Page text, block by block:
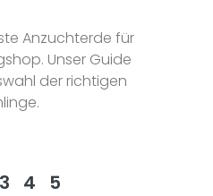
Anzuchterde für
Unser Guide
der richtigen
3 4 5